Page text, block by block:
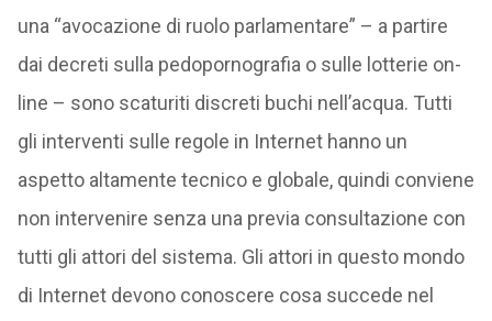
una “avocazione di ruolo parlamentare” – a partire
dai decreti sulla pedopornografia o sulle lotterie on-
line – sono scaturiti discreti buchi nell’acqua. Tutti
gli interventi sulle regole in Internet hanno un
aspetto altamente tecnico e globale, quindi conviene
non intervenire senza una previa consultazione con
tutti gli attori del sistema. Gli attori in questo mondo
di Internet devono conoscere cosa succede nel